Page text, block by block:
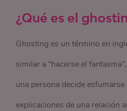
¿Qué es el
Ghosting es un término en
similar a “hacerse el
una persona decide
explicaciones de una relación